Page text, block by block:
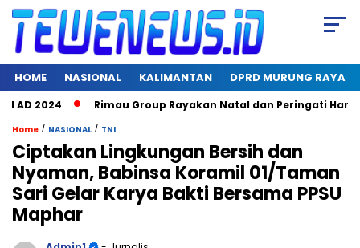
HOME NASIONAL KALIMANTAN DPRD MURUNG RAYA
2024 Rimau Group Rayakan Natal dan Peringati Hari Jadi
Home / NASIONAL / TNI
Ciptakan Lingkungan Bersih dan
Nyaman, Babinsa Koramil 01/Taman
Sari Gelar Karya Bakti Bersama PPSU
Maphar